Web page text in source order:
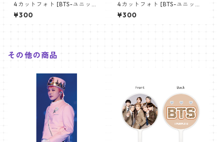
4カットフォト [BTS-ユニット
01] 4CUT PHOTO BTS- UNI
T 01
¥300
4カットフォト [BTS-ユニット
03] 4CUT PHOTO BTS- UNI
T 03
¥300
その他の商品